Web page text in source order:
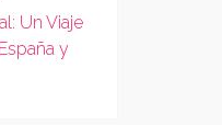
Un Viaje
y